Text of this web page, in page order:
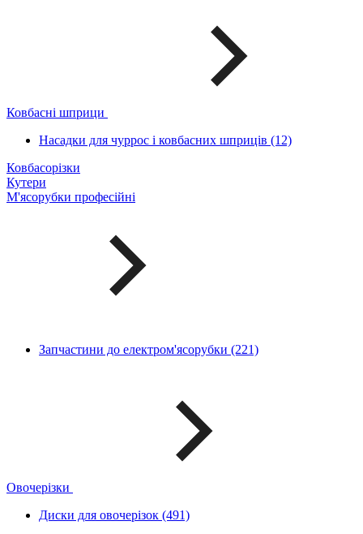
Ковбасні шприци
Насадки для чуррос і ковбасних шприців (12)
Ковбасорізки
Кутери
М'ясорубки професійні
Запчастини до електром'ясорубки (221)
Овочерізки
Диски для овочерізок (491)